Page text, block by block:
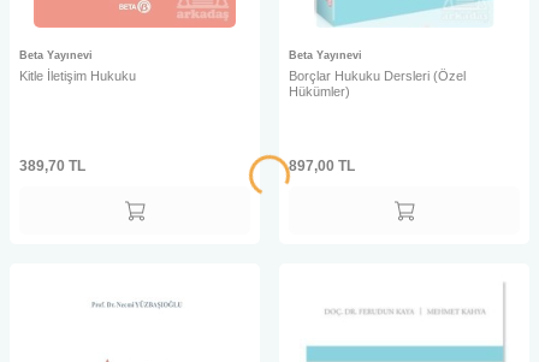
Beta Yayınevi
Kitle İletişim Hukuku
389,70 TL
Beta Yayınevi
Borçlar Hukuku Dersleri (Özel
Hükümler)
897,00 TL